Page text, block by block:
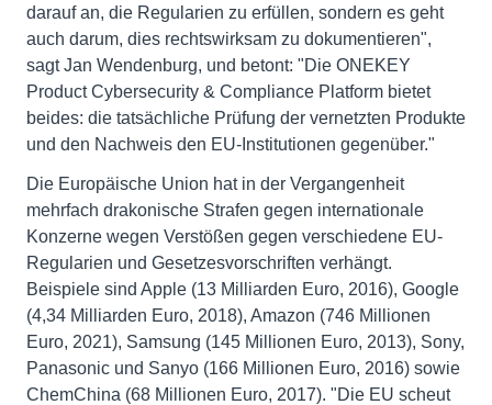
darauf an, die Regularien zu erfüllen, sondern es geht
auch darum, dies rechtswirksam zu dokumentieren",
sagt Jan Wendenburg, und betont: "Die ONEKEY
Product Cybersecurity & Compliance Platform bietet
beides: die tatsächliche Prüfung der vernetzten Produkte
und den Nachweis den EU-Institutionen gegenüber."
Die Europäische Union hat in der Vergangenheit
mehrfach drakonische Strafen gegen internationale
Konzerne wegen Verstößen gegen verschiedene EU-
Regularien und Gesetzesvorschriften verhängt.
Beispiele sind Apple (13 Milliarden Euro, 2016), Google
(4,34 Milliarden Euro, 2018), Amazon (746 Millionen
Euro, 2021), Samsung (145 Millionen Euro, 2013), Sony,
Panasonic und Sanyo (166 Millionen Euro, 2016) sowie
ChemChina (68 Millionen Euro, 2017). "Die EU scheut